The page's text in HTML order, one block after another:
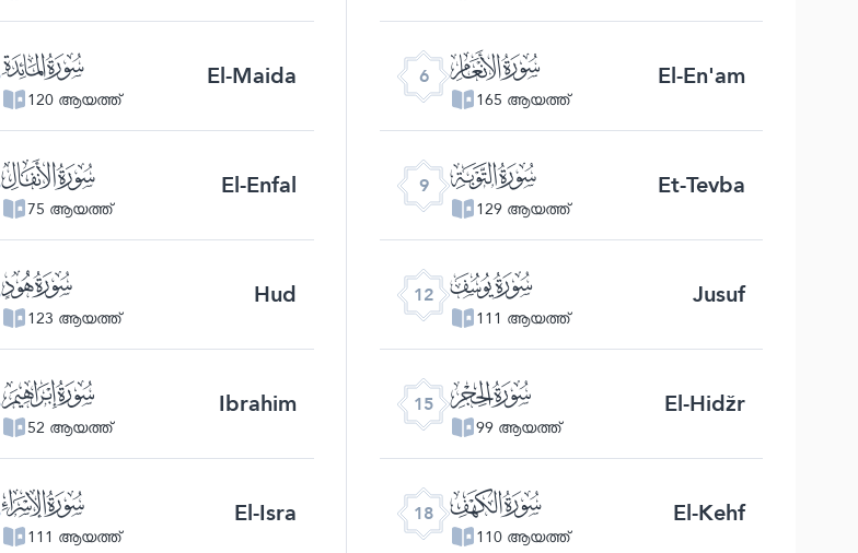
ﮑ
120 ആയത്ത്
El-Maida 6 ﮒ
165 ആയത്ത്
El-En'am
ﮔ
75 ആയത്ത്
El-Enfal 9 ﮕ
129 ആയത്ത്
Et-Tevba
ﮗ
123 ആയത്ത്
Hud 12 ﮘ
111 ആയത്ത്
Jusuf
ﮚ
52 ആയത്ത്
Ibrahim 15 ﮛ
99 ആയത്ത്
El-Hidžr
ﮝ
111 ആയത്ത്
El-Isra 18 ﮞ
110 ആയത്ത്
El-Kehf